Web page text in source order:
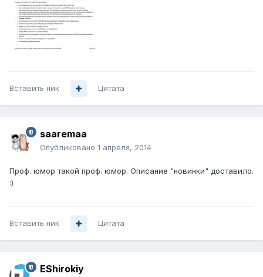
Вставить ник Цитата
saaremaa
Опубликовано 1 апреля, 2014
Проф. юмор такой проф. юмор. Описание "новинки" доставило.
:)
Вставить ник Цитата
EShirokiy